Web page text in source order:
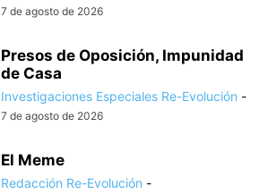
7 de agosto de 2026
Presos de Oposición, Impunidad
de Casa
Investigaciones Especiales Re-Evolución -
7 de agosto de 2026
El Meme
Redacción Re-Evolución -